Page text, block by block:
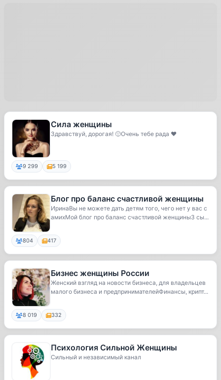
Сила женщины
Здравствуй, дорогая! 🙂Очень тебе рада ❤️
9 299 5 199
Блог про баланс счастливой женщины
ИринаВы не можете дать детям того, чего нет у вас с
амихМой блог про баланс счастливой женщины3 сы...
804 417
Бизнес женщины России
Женский взгляд на новости бизнеса, для владельцев
малого бизнеса и предпринимателейФинансы, крипт...
8 019 332
Психология Сильной Женщины
Сильный и независимый канал